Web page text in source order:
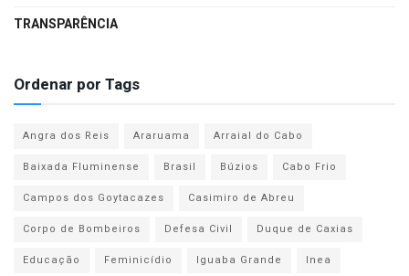
TRANSPARÊNCIA
Ordenar por Tags
Angra dos Reis Araruama
Arraial do Cabo
Baixada Fluminense
Brasil Búzios
Cabo Frio
Campos dos Goytacazes
Casimiro de Abreu
Corpo de Bombeiros
Defesa Civil
Duque de Caxias
Educação
Feminicídio Iguaba Grande
Inea